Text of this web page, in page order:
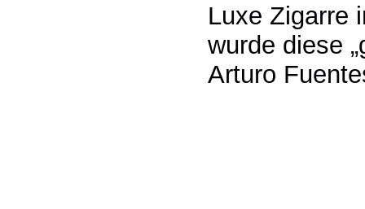
Luxe Zigarre
wurde diese
Arturo